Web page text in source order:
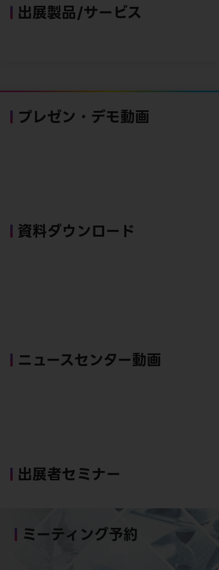
出展製品/サービス
プレゼン・デモ動画
資料ダウンロード
ニュースセンター動画
出展者セミナー
ミーティング予約